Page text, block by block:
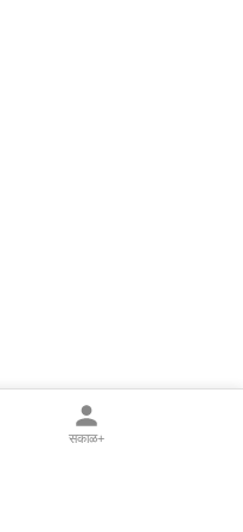
सकाळ+